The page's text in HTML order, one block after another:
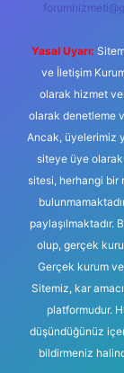
Yasal Uyarı:
ve İletişim
olarak hizmet
olarak denetleme
Ancak, üyelerimiz
siteye üye olarak
sitesi, herhangi bir
paylaşılmaktadır.
olup, gerçek
Gerçek kurum
Sitemiz, kar
platformudur.
düşündüğünüz
bildirmeniz